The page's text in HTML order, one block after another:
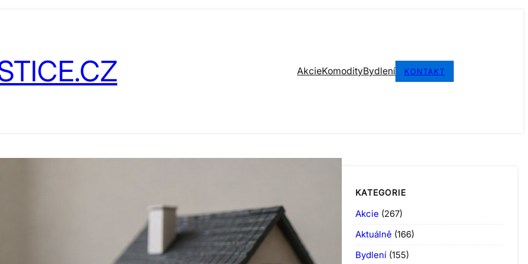
AkcieKomodityBydlení KONTAKT
KATEGORIE
Akcie (267)
Aktuálně (166)
Bydlení (155)